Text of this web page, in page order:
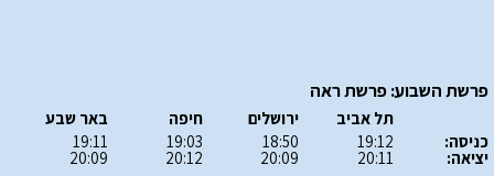
פרשת השבוע: פרשת ראה
כניסה:
יציאה:
תל אביב
19:12
20:11
ירושלים
18:50
20:09
חיפה
19:03
20:12
באר שבע
19:11
20:09